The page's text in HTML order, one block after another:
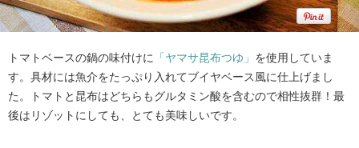
トマトベースの鍋の味付けに 「ヤマサ昆布つゆ」 を使用していま
す。具材には魚介をたっぷり入れてブイヤベース風に仕上げまし
た。トマトと昆布はどちらもグルタミン酸を含むので相性抜群！最
後はリゾットにしても、とても美味しいです。